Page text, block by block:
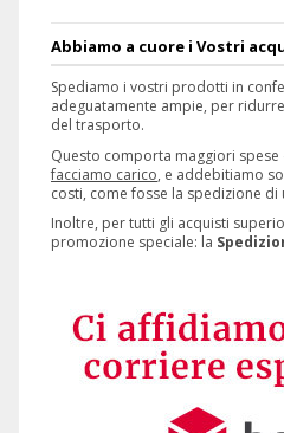
Abbiamo a cuore i Vostri
Spediamo i vostri prodotti in
adeguatamente ampie, per
del trasporto.
Questo comporta maggiori spese
facciamo carico, e addebitiamo
costi, come fosse la spedizione di
Inoltre, per tutti gli acquisti
promozione speciale: la